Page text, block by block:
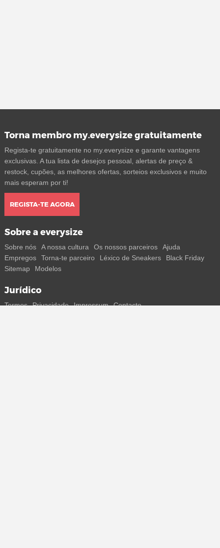
Torna membro my.everysize gratuitamente
Regista-te gratuitamente no my.everysize e garante vantagens
exclusivas. A tua lista de desejos pessoal, alertas de preço &
restock, cupões, as melhores ofertas, sorteios exclusivos e muito
mais esperam por ti!
REGISTA-TE AGORA
Sobre a everysize
Sobre nós A nossa cultura Os nossos parceiros
Ajuda
Empregos
Torna-te parceiro Léxico de Sneakers
Black Friday
Sitemap
Modelos
Jurídico
Termos Privacidade Impressum Contacto